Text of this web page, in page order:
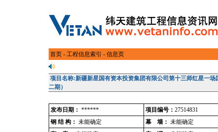
首页 - 工程信息索引 - 信息页
项目名称:新疆新星国有资本投资集团有限公司第十三师红星一
二期）
发布日期： ****** 项目编号： 27514831
钢 结 构： 未能确定 幕 墙： 未能确定